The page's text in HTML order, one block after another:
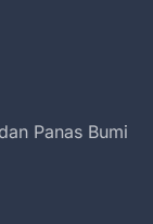
Panas Bumi